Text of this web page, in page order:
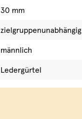
30 mm
zielgruppenunabhängig
männlich
Ledergürtel